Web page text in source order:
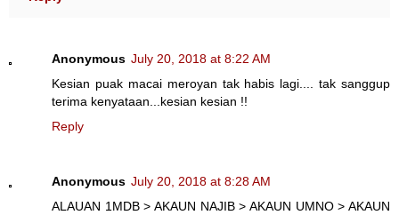
Anonymous July 20, 2018 at 8:22 AM
Kesian puak macai meroyan tak habis lagi.... tak sanggup
terima kenyataan...kesian kesian !!
Reply
Anonymous July 20, 2018 at 8:28 AM
ALAUAN 1MDB > AKAUN NAJIB > AKAUN UMNO > AKAUN